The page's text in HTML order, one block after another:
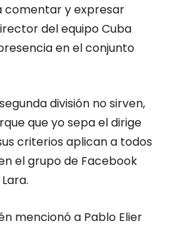
comentar y expresar
del equipo Cuba
en el conjunto
división no sirven,
que yo sepa el dirige
criterios aplican a todos
el grupo de Facebook
mencionó a Pablo Elier